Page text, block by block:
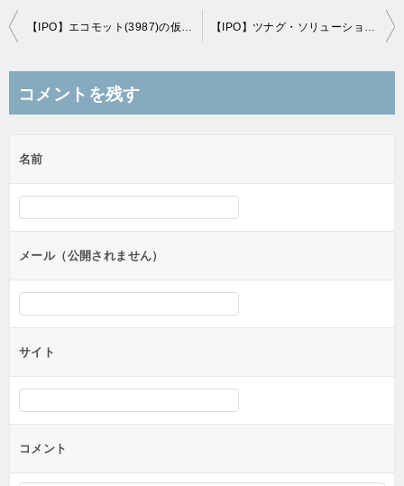
投
ビ
ー
シ
ン
【IPO】エコモット(3987)の仮条件発表！2,470～2,730円とやや強気価格設定 【IPO】ツナグ・ソリューションズ(6551)の仮条件発表！1,970～2,130円と強気価格設定
コメントを残す
名前
メール（公開されません）
サイト
コメント